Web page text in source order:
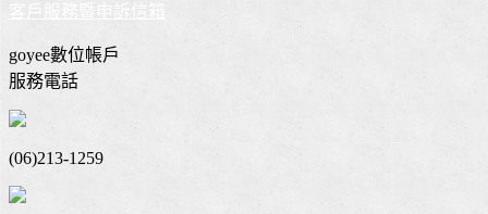
客戶服務暨申訴信箱
goyee數位帳戶
服務電話
(06)213-1259